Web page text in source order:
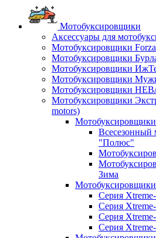
Мотобуксировщики
Аксессуары для
Мотобуксировщики
Мотобуксировщики
Мотобуксировщики
Мотобуксировщики
Мотобуксировщики
Мотобуксировщики
motors)
Всесезонный
"Полюс"
Зима
Серия Xtreme-
Серия
Серия
Серия